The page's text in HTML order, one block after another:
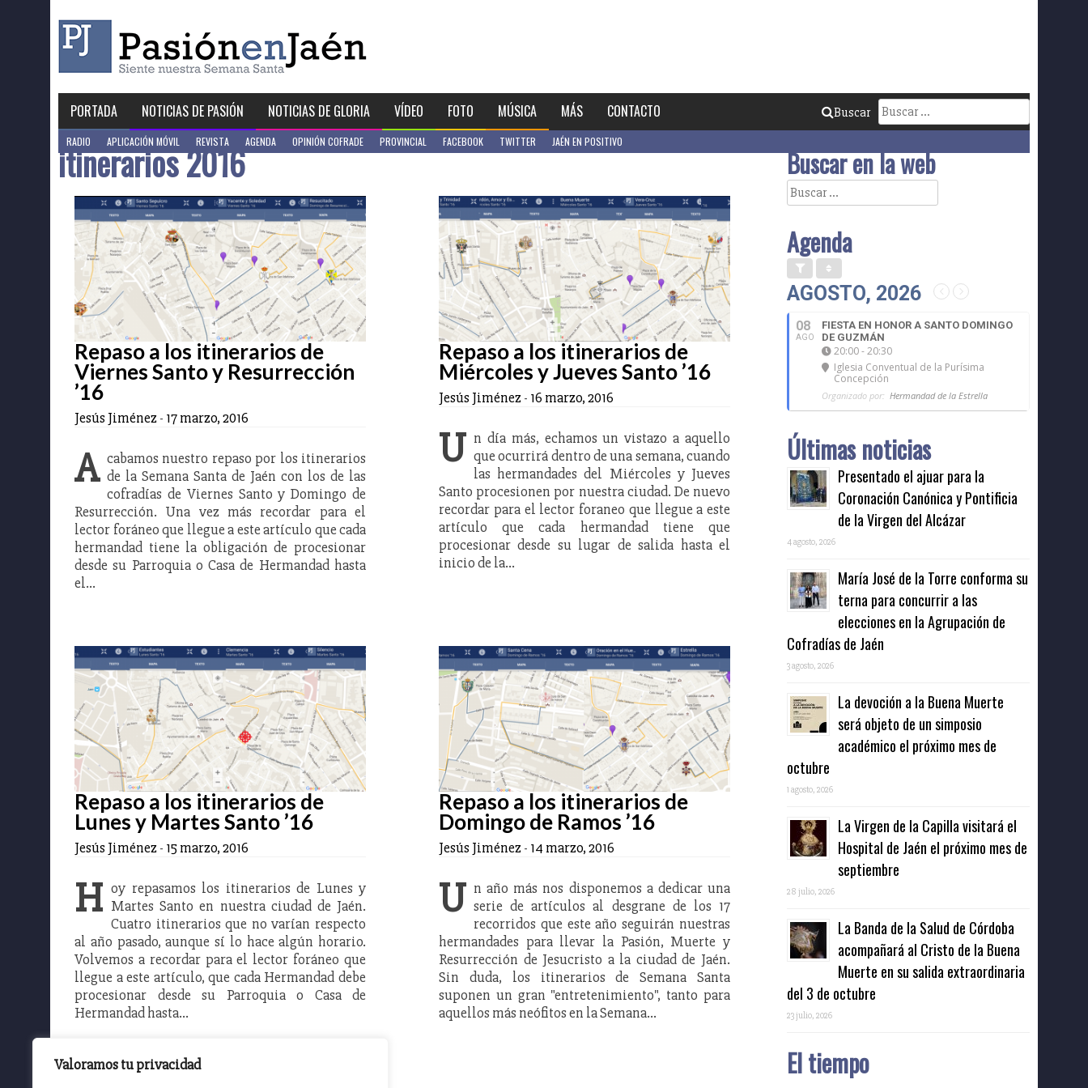
Valoramos tu privacidad
PORTADA NOTICIAS DE PASIÓN NOTICIAS DE GLORIA VÍDEO FOTO MÚSICA MÁS CONTACTO
RADIO APLICACIÓN MÓVIL REVISTA AGENDA OPINIÓN COFRADE PROVINCIAL FACEBOOK TWITTER JAÉN EN POSITIVO
Buscar:
Buscar
itinerarios 2016
Repaso a los itinerarios de
Viernes Santo y Resurrección
’16
Jesús Jiménez- 17 marzo, 2016
A cabamos nuestro repaso por los itinerarios
de la Semana Santa de Jaén con los de las
cofradías de Viernes Santo y Domingo de
Resurrección. Una vez más recordar para el
lector foráneo que llegue a este artículo que cada
hermandad tiene la obligación de procesionar
desde su Parroquia o Casa de Hermandad hasta
el…
Repaso a los itinerarios de
Miércoles y Jueves Santo ’16
Jesús Jiménez- 16 marzo, 2016
U n día más, echamos un vistazo a aquello
que ocurrirá dentro de una semana, cuando
las hermandades del Miércoles y Jueves
Santo procesionen por nuestra ciudad. De nuevo
recordar para el lector foraneo que llegue a este
artículo que cada hermandad tiene que
procesionar desde su lugar de salida hasta el
inicio de la…
Repaso a los itinerarios de
Lunes y Martes Santo ’16
Jesús Jiménez- 15 marzo, 2016
H oy repasamos los itinerarios de Lunes y
Martes Santo en nuestra ciudad de Jaén.
Cuatro itinerarios que no varían respecto
al año pasado, aunque sí lo hace algún horario.
Volvemos a recordar para el lector foráneo que
llegue a este artículo, que cada Hermandad debe
procesionar desde su Parroquia o Casa de
Hermandad hasta…
Repaso a los itinerarios de
Domingo de Ramos ’16
Jesús Jiménez- 14 marzo, 2016
U n año más nos disponemos a dedicar una
serie de artículos al desgrane de los 17
recorridos que este año seguirán nuestras
hermandades para llevar la Pasión, Muerte y
Resurrección de Jesucristo a la ciudad de Jaén.
Sin duda, los itinerarios de Semana Santa
suponen un gran "entretenimiento", tanto para
aquellos más neófitos en la Semana…
Buscar en la web
Buscar:
Agenda
AGOSTO, 2026
08
AGO
FIESTA EN HONOR A SANTO DOMINGO
DE GUZMÁN
20:00 - 20:30
Iglesia Conventual de la Purísima
Concepción
Organizado por: Hermandad de la Estrella
Últimas noticias
Presentado el ajuar para la
Coronación Canónica y Pontificia
de la Virgen del Alcázar
4 agosto, 2026
María José de la Torre conforma su
terna para concurrir a las
elecciones en la Agrupación de
Cofradías de Jaén
3 agosto, 2026
La devoción a la Buena Muerte
será objeto de un simposio
académico el próximo mes de
octubre
1 agosto, 2026
La Virgen de la Capilla visitará el
Hospital de Jaén el próximo mes de
septiembre
28 julio, 2026
La Banda de la Salud de Córdoba
acompañará al Cristo de la Buena
Muerte en su salida extraordinaria
del 3 de octubre
23 julio, 2026
El tiempo